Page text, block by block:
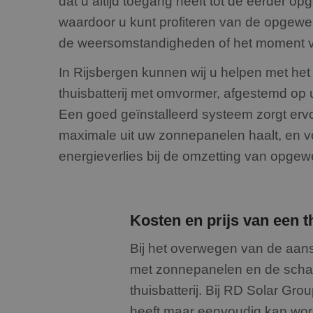
waardoor u kunt profiteren van de
de weersomstandigheden of het moment
In Rijsbergen kunnen wij u helpen met
thuisbatterij met omvormer, afgestemd op
Een goed geïnstalleerd systeem zorgt
maximale uit uw zonnepanelen haalt, en
energieverlies bij de omzetting van
Kosten en prijs van een
Bij het overwegen van de
met zonnepanelen en de
thuisbatterij. Bij RD Solar
_GRECAPTCHA
Naam
_clsk
_ga_199ZS9T37F
Naam
fp_user_id